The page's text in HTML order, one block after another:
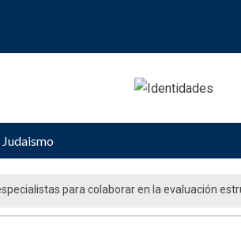
Judaismo
judío: “El gobierno aprobó por unanimidad